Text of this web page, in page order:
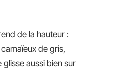
de la hauteur :
de gris,
aussi bien sur